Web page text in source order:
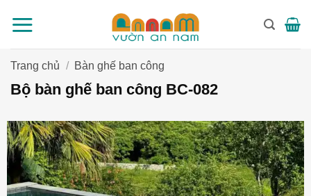
qua
dungTrang chủ / Bàn ghế ban công
Bộ bàn ghế ban công BC-082